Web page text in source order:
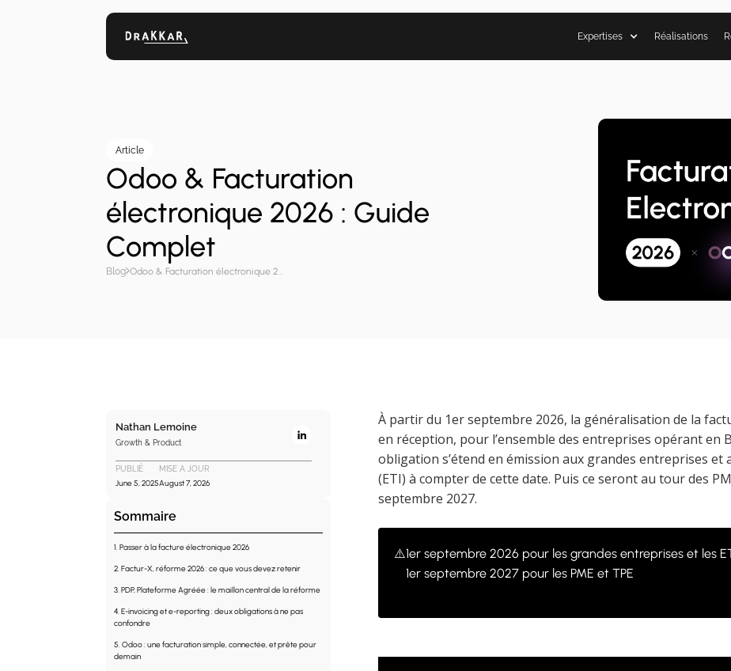
Expertises Réalisations
Article
Odoo & Facturation
électronique 2026 : Guide
Complet
Blog Odoo & Facturation électronique 2026 : Guide Complet
Nathan Lemoine
Growth & Product
PUBLIÉ
June 5, 2025
MISE A JOUR
August 7, 2026
Sommaire
1. Passer à la facture électronique 2026
2. Factur-X, réforme 2026 : ce que vous devez retenir
3. PDP, Plateforme Agréée : le maillon central de la réforme
4. E-invoicing et e-reporting : deux obligations à ne pas
confondre
5. Odoo : une facturation simple, connectée, et prête pour
demain
À partir du 1er septembre 2026, la généralisation de la
en réception, pour l’ensemble des entreprises opérant en
obligation s’étend en émission aux grandes entreprises
(ETI) à compter de cette date. Puis ce seront au tour des
septembre 2027.
⚠️1er septembre 2026 pour les grandes entreprises et les
1er septembre 2027 pour les PME et TPE